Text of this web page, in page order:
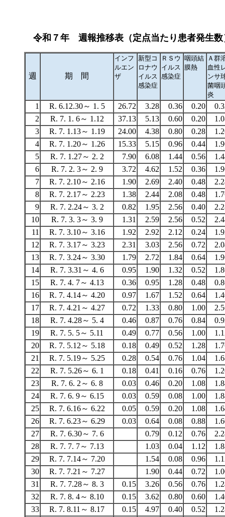
令和７年 週報推移表（定点当たり患者発生数
週 期 間
インフ
ルエン
ザ
新型コ
ロナウ
イルス
感染症
ＲＳウ
イルス
感染症
咽頭結
膜熱
Ａ群
血性
ンサ
菌咽
炎
1 R. 6.12.30～ 1. 5 26.72 3.28 0.36 0.20
2
R. 7. 1. 6～ 1.12 37.13 5.13 0.60 0.20
3
R. 7. 1.13～ 1.19 24.00 4.38 0.80 0.28
4
R. 7. 1.20～ 1.26 15.33 5.15 0.96 0.44
5
R. 7. 1.27～ 2. 2 7.90 6.08 1.44 0.56
6
R. 7. 2. 3～ 2. 9 3.72 4.62 1.52 0.36
7
R. 7. 2.10～ 2.16 1.90 2.69 2.40 0.48
8
R. 7. 2.17～ 2.23 1.38 2.44 2.08 0.48
9
R. 7. 2.24～ 3. 2 0.82 1.95 2.56 0.40
10
R. 7. 3. 3～ 3. 9 1.31 2.59 2.56 0.52
11
R. 7. 3.10～ 3.16 1.92 2.92 2.12 0.24
12
R. 7. 3.17～ 3.23 2.31 3.03 2.56 0.72
13
R. 7. 3.24～ 3.30 1.79 2.72 1.84 0.64
14
R. 7. 3.31～ 4. 6 0.95 1.90 1.32 0.52
15
R. 7. 4. 7～ 4.13 0.36 0.95 1.28 0.48
16
R. 7. 4.14～ 4.20 0.97 1.67 1.52 0.64
17
R. 7. 4.21～ 4.27 0.72 1.33 0.80 1.00
18
R. 7. 4.28～ 5. 4 0.46 0.87 0.76 0.84
19
R. 7. 5. 5～ 5.11 0.49 0.77 0.56 1.00
20
R. 7. 5.12～ 5.18 0.18 0.49 0.52 1.28
21
R. 7. 5.19～ 5.25 0.28 0.54 0.76 1.04
22
R. 7. 5.26～ 6. 1 0.18 0.41 0.16 0.76
23
R. 7. 6. 2～ 6. 8 0.03 0.46 0.20 1.08
24
R. 7. 6. 9～ 6.15 0.03 0.59 0.08 1.00
25
R. 7. 6.16～ 6.22 0.05 0.59 0.20 1.08
26
R. 7. 6.23～ 6.29 0.03 0.64 0.08 0.88
27
R. 7. 6.30～ 7. 6 0.79 0.12 0.76
28
R. 7. 7. 7～ 7.13 1.03 0.04 1.12
29
R. 7. 7.14～ 7.20 1.54 0.08 0.96
30
R. 7. 7.21～ 7.27 1.90 0.44 0.72
31
R. 7. 7.28～ 8. 3 0.15 3.26 0.56 0.76
32
R. 7. 8. 4～ 8.10 0.15 3.62 0.80 0.60
33
R. 7. 8.11～ 8.17 0.15 4.97 0.40 0.52